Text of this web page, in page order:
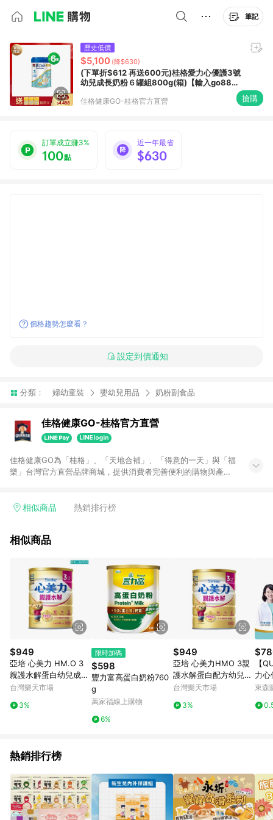
筆記
歷史低價
$5,100 (降$630)
(下單折$612 再送600元)桂格愛力心優護3號
幼兒成長奶粉６罐組800g(箱)【輸入go88再
88折，送600元超商商品卡，折後$4488】
佳格健康GO-桂格官方直營 搶購
訂單成立賺3%
100點
近一年最省
$630
價格趨勢怎麼看？
設定到價通知
分類： 婦幼童裝 嬰幼兒用品 奶粉副食品
佳格健康GO-桂格官方直營
佳格健康GO為「桂格」、「天地合補」、「得意的一天」與「福
樂」台灣官方直營品牌商城，提供消費者完善便利的購物與產品
小時內結帳才享有回饋，點數將於廠商出貨後 30 天前後發送。
相似商品 熱銷排行榜
相似商品
$949
亞培 心美力 HM.O 3
親護水解蛋白幼兒成長
配方 (820g/罐)【杏
台灣樂天市場
3%
限時加碼
$598
豐力富高蛋白奶粉760
g
萬家福線上購物
6%
$949
亞培 心美力HMO 3親
護水解蛋白配方幼兒營
養成長配方820g【悅
台灣樂天市場
3%
【
力心
粉
糖)
東森
熱銷排行榜